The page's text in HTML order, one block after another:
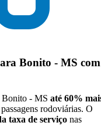
Bonito - MS com
Bonito - MS até 60%
rodoviárias. O
taxa de serviço nas